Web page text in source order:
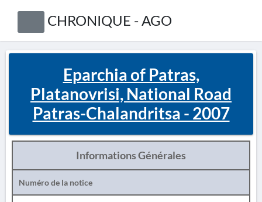
CHRONIQUE - AGO
Eparchia of Patras,
Platanovrisi, National Road
Patras-Chalandritsa - 2007
Informations Générales
Numéro de la notice